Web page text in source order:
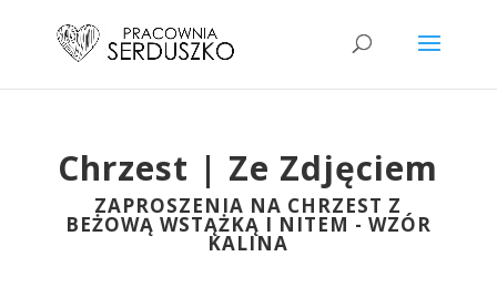
Chrzest | Ze Zdjęciem
ZAPROSZENIA NA CHRZEST Z
BEŻOWĄ WSTĄŻKĄ I NITEM - WZÓR
KALINA